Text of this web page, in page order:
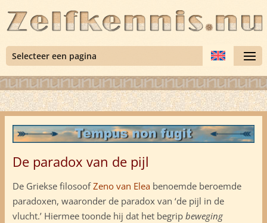
Selecteer een pagina
De paradox van de pijl
De Griekse filosoofZeno van Eleabenoemde beroemde
paradoxen, waaronder de paradox van ‘de pijl in de
vlucht.’ Hiermee toonde hij dat het begrip beweging